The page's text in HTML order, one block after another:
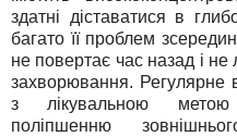
здатні діставатися в
багато її проблем
не повертає час назад і не
захворювання. Регулярне
з лікувальною метою
поліпшенню